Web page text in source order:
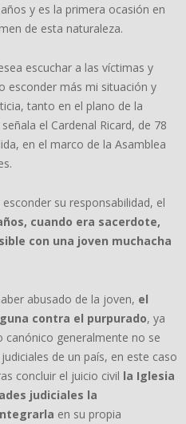
y es la primera ocasión en
de esta naturaleza.
escuchar a las víctimas y
esconder más mi situación y
tanto en el plano de la
el Cardenal Ricard, de 78
en el marco de la Asamblea
su responsabilidad, el
cuando era sacerdote,
con una joven muchacha
abusado de la joven, el
contra el purpurado, ya
canónico generalmente no se
de un país, en este caso
concluir el juicio civil la Iglesia
judiciales la
en su propia